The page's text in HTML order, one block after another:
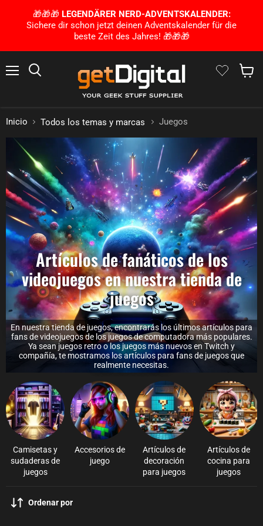
🎁🎁🎁 LEGENDÄRER NERD-ADVENTSKALENDER:
Sichere dir schon jetzt deinen Adventskalender für die
beste Zeit des Jahres! 🎁🎁🎁
Inicio Todos los temas y marcas Juegos
Artículos de fanáticos de los
videojuegos en nuestra tienda de
juegos
En nuestra tienda de juegos, encontrarás los últimos artículos para
fans de videojuegos de los juegos de computadora más populares.
Ya sean juegos retro o los juegos más nuevos en Twitch y
compañía, te mostramos los artículos para fans de juegos que
realmente necesitas.
Camisetas y
sudaderas de
juegos
Accesorios de
juego
Artículos de
decoración
para juegos
Artículos de
cocina para
juegos
Ordenar por